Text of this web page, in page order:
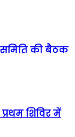
समिति की बैठक
शिविर में